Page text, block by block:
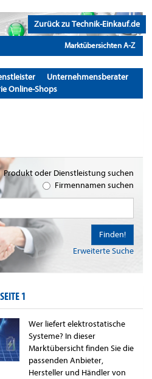
Zurück zu Technik-Einkauf.de
Marktübersichten A-Z
Unternehmensberater
Online-Shops
Produkt oder Dienstleistung suchen
Firmennamen suchen
Erweiterte Suche
Finden!
SEITE 1
Wer liefert elektrostatische
Systeme? In dieser
Marktübersicht finden Sie die
passenden Anbieter,
Hersteller und Händler von